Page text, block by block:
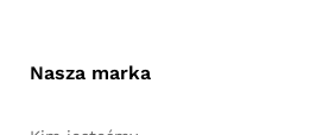
Nasza marka